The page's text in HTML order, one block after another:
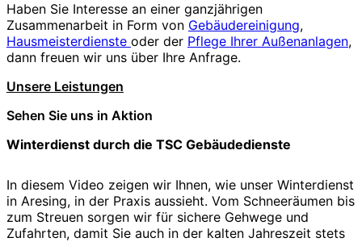
Haben Sie Interesse an einer ganzjährigen
Zusammenarbeit in Form von Gebäudereinigung,
Hausmeisterdienste oder der Pflege Ihrer Außenanlagen,
dann freuen wir uns über Ihre Anfrage.
Unsere Leistungen
Sehen Sie uns in Aktion
Winterdienst durch die TSC Gebäudedienste
In diesem Video zeigen wir Ihnen, wie unser Winterdienst
in Aresing, in der Praxis aussieht. Vom Schneeräumen bis
zum Streuen sorgen wir für sichere Gehwege und
Zufahrten, damit Sie auch in der kalten Jahreszeit stets